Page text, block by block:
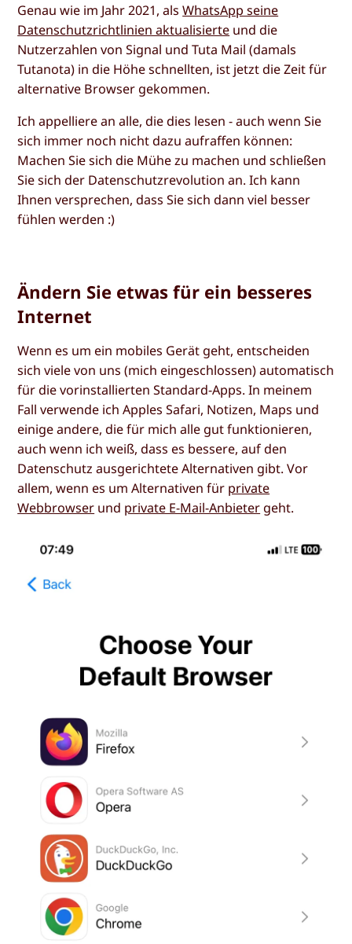
Genau wie im Jahr 2021, alsWhatsApp seine
Datenschutzrichtlinien aktualisierte und die
Nutzerzahlen von Signal und Tuta Mail (damals
Tutanota) in die Höhe schnellten, ist jetzt die Zeit für
alternative Browser gekommen.
Ich appelliere an alle, die dies lesen - auch wenn Sie
sich immer noch nicht dazu aufraffen können:
Machen Sie sich die Mühe zu machen und schließen
Sie sich der Datenschutzrevolution an. Ich kann
Ihnen versprechen, dass Sie sich dann viel besser
fühlen werden :)
Ändern Sie etwas für ein besseres
Internet
Wenn es um ein mobiles Gerät geht, entscheiden
sich viele von uns (mich eingeschlossen) automatisch
für die vorinstallierten Standard-Apps. In meinem
Fall verwende ich Apples Safari, Notizen, Maps und
einige andere, die für mich alle gut funktionieren,
auch wenn ich weiß, dass es bessere, auf den
Datenschutz ausgerichtete Alternativen gibt. Vor
allem, wenn es um Alternativen für private
Webbrowser und private E-Mail-Anbieter geht.